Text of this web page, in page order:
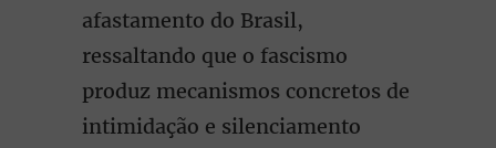
afastamento do Brasil,
ressaltando que o fascismo
produz mecanismos concretos de
intimidação e silenciamento